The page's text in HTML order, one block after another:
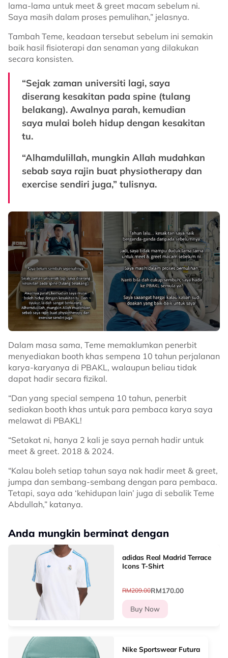
lama-lama untuk meet & greet macam sebelum ni.
Saya masih dalam proses pemulihan,” jelasnya.
Tambah Teme, keadaan tersebut sebelum ini semakin
baik hasil fisioterapi dan senaman yang dilakukan
secara konsisten.
“Sejak zaman universiti lagi, saya
diserang kesakitan pada spine (tulang
belakang). Awalnya parah, kemudian
saya mulai boleh hidup dengan kesakitan
tu.
“Alhamdulillah, mungkin Allah mudahkan
sebab saya rajin buat physiotherapy dan
exercise sendiri juga,” tulisnya.
Dalam masa sama, Teme memaklumkan penerbit
menyediakan booth khas sempena 10 tahun perjalanan
karya-karyanya di PBAKL, walaupun beliau tidak
dapat hadir secara fizikal.
“Dan yang special sempena 10 tahun, penerbit
sediakan booth khas untuk para pembaca karya saya
melawat di PBAKL!
“Setakat ni, hanya 2 kali je saya pernah hadir untuk
meet & greet. 2018 & 2024.
“Kalau boleh setiap tahun saya nak hadir meet & greet,
jumpa dan sembang-sembang dengan para pembaca.
Tetapi, saya ada ‘kehidupan lain’ juga di sebalik Teme
Abdullah,” katanya.
Anda mungkin berminat dengan
adidas Real Madrid Terrace
Icons T-Shirt
RM209.00RM170.00
Buy Now
Nike Sportswear Futura